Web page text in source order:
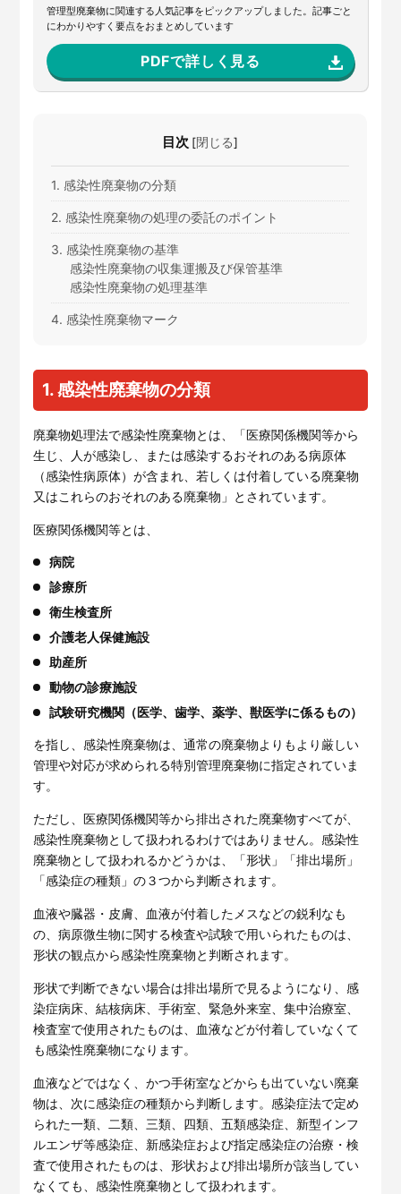
管理型廃棄物に関連する人気記事をピックアップしました。記事ごと
にわかりやすく要点をおまとめしています
PDFで詳しく見る
目次 [閉じる]
1. 感染性廃棄物の分類
2. 感染性廃棄物の処理の委託のポイント
3. 感染性廃棄物の基準
感染性廃棄物の収集運搬及び保管基準
感染性廃棄物の処理基準
4. 感染性廃棄物マーク
1. 感染性廃棄物の分類
廃棄物処理法で感染性廃棄物とは、「医療関係機関等から
生じ、人が感染し、または感染するおそれのある病原体
（感染性病原体）が含まれ、若しくは付着している廃棄物
又はこれらのおそれのある廃棄物」とされています。
医療関係機関等とは、
病院
診療所
衛生検査所
介護老人保健施設
助産所
動物の診療施設
試験研究機関（医学、歯学、薬学、獣医学に係るもの）
を指し、感染性廃棄物は、通常の廃棄物よりもより厳しい
管理や対応が求められる特別管理廃棄物に指定されていま
す。
ただし、医療関係機関等から排出された廃棄物すべてが、
感染性廃棄物として扱われるわけではありません。感染性
廃棄物として扱われるかどうかは、「形状」「排出場所」
「感染症の種類」の３つから判断されます。
血液や臓器・皮膚、血液が付着したメスなどの鋭利なも
の、病原微生物に関する検査や試験で用いられたものは、
形状の観点から感染性廃棄物と判断されます。
形状で判断できない場合は排出場所で見るようになり、感
染症病床、結核病床、手術室、緊急外来室、集中治療室、
検査室で使用されたものは、血液などが付着していなくて
も感染性廃棄物になります。
血液などではなく、かつ手術室などからも出ていない廃棄
物は、次に感染症の種類から判断します。感染症法で定め
られた一類、二類、三類、四類、五類感染症、新型インフ
ルエンザ等感染症、新感染症および指定感染症の治療・検
査で使用されたものは、形状および排出場所が該当してい
なくても、感染性廃棄物として扱われます。